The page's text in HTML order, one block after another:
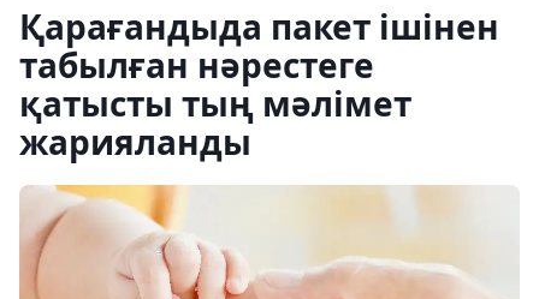
Қарағандыда пакет ішінен
табылған нәрестеге
қатысты тың мәлімет
жарияланды